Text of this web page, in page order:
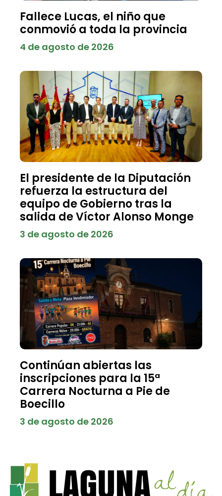
Fallece Lucas, el niño que
conmovió a toda la provincia
4 de agosto de 2026
El presidente de la Diputación
refuerza la estructura del
equipo de Gobierno tras la
salida de Víctor Alonso Monge
3 de agosto de 2026
Continúan abiertas las
inscripciones para la 15ª
Carrera Nocturna a Pie de
Boecillo
3 de agosto de 2026